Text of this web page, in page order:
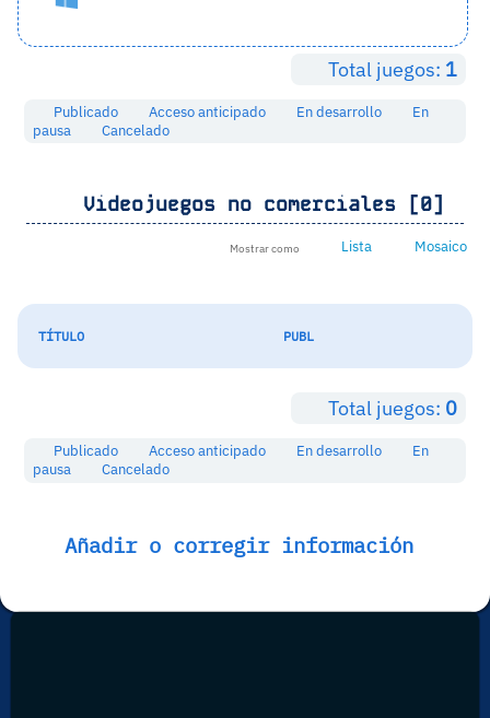
Total juegos: 1
Publicado Acceso anticipado En desarrollo
En
pausa
Cancelado
Videojuegos no comerciales [0]
Mostrar como Lista Mosaico
TÍTULO PUBL
Total juegos: 0
Publicado Acceso anticipado En desarrollo
En
pausa
Cancelado
Añadir o corregir información